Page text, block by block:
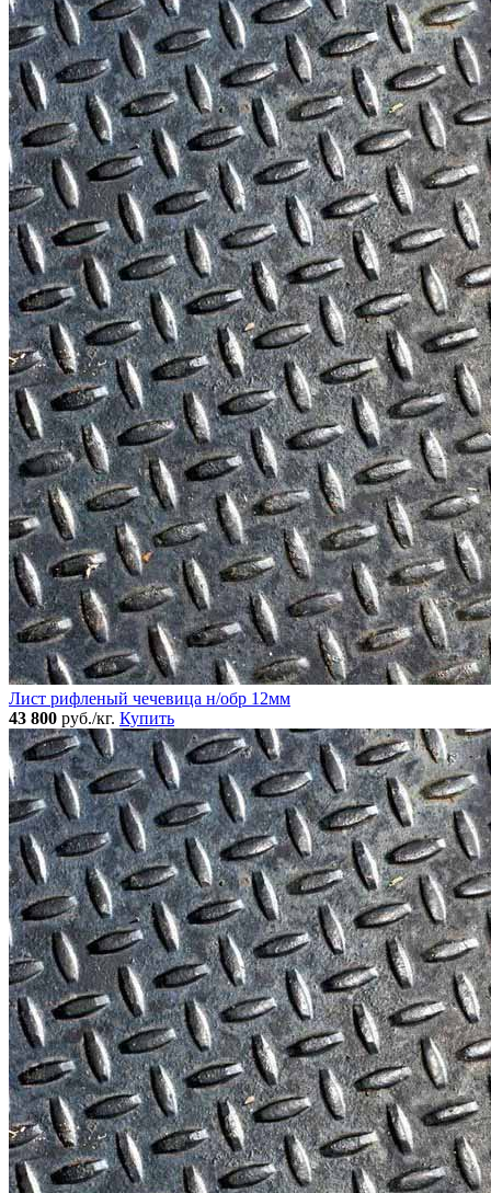
Лист рифленый чечевица н/обр 12мм
43 800 руб./кг. Купить